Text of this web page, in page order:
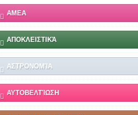
ΑΜΕΑ
ΑΠΟΚΛΕΙΣΤΙΚΆ
ΑΣΤΡΟΝΟΜΊΑ
ΑΥΤΟΒΕΛΤΊΩΣΗ